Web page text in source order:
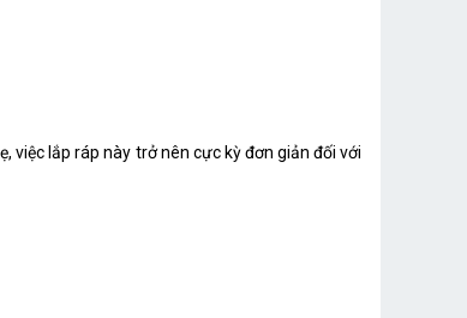
việc lắp ráp này trở nên cực kỳ đơn giản đối với